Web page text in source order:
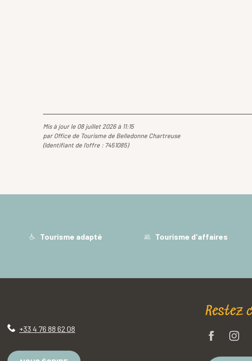
Mis à jour le 08 juillet 2026 à 11:15
par Office de Tourisme de Belledonne Chartreuse
(Identifiant de l'offre : 7451085)
Tourisme adapté Tourisme d'affaires
+33 4 76 88 62 08
Restez